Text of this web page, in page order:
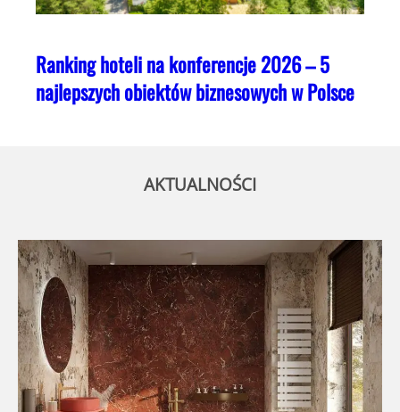
Ranking hoteli na konferencje 2026 – 5
najlepszych obiektów biznesowych w Polsce
AKTUALNOŚCI